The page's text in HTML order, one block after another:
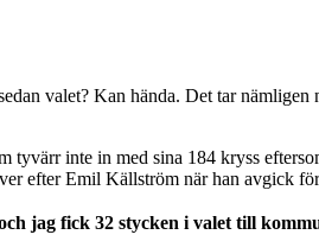
valet? Kan hända. Det tar
inte in med sina 184 kryss
efter Emil Källström när han avgick
jag fick 32 stycken i valet till